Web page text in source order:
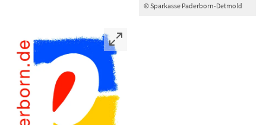
© Sparkasse Paderborn-Detmold